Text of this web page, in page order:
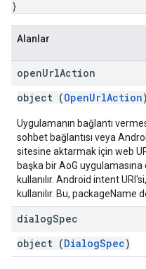
}
Alanlar
openUrlAction
object (OpenUrlAction)
Uygulamanın bağlantı
sohbet bağlantısı veya
sitesine aktarmak için web
başka bir AoG
kullanılır. Android intent
kullanılır. Bu,
dialogSpec
object (DialogSpec)